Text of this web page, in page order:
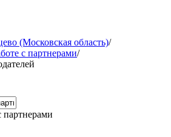
(Московская область)/
с партнерами/
партнерами